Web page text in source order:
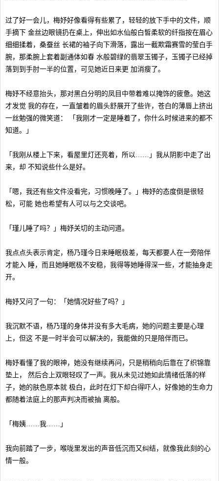
过了好一会儿，梅妤好像看得有些累了，轻轻的放下手中的文件，顺
手摘下 金丝边眼镜扔在桌上，伸出如水仙般白皙柔软的纤指按在眉心
细细揉着，桑蚕丝 长裙的袖子向下滑落，露出一截欺霜赛雪的莹白手
腕，那柔腕上套着副通体如春 水般碧绿的翡翠玉镯子，玉镯子已经掉
落到到手肘一半的位置，可见她近日来更 加消瘦了。
梅妤不经意抬头，那对黑白分明的凤目中带着难以掩饰的疲惫。她这
才发觉 我的存在，一直皱着的眉头舒展开了些许，苍白的薄唇上挤出
一丝勉强的微笑道： 「我刚才一定是睡着了，你什么时候进来的都不
知道。」
「我刚从楼上下来，看屋里灯还亮着，所以……」我从阴影中走了出
来，却 不知说些什么是好。
「嗯，我还有些文件没看完，习惯晚睡了。」梅妤的态度倒是很轻
松，可能 她也希望有人可以与之交谈吧。
「瑾儿睡了吗？」梅妤关切的主动问道。
我点点头表示肯定，杨乃瑾今日来睡眠极差，每天都要人在一旁陪伴
才能入 睡，而且她睡眠极不安稳，我得等她睡得深一些，才能抽身走
开。
梅妤又问了一句：「她情况好些了吗？」
我沉默不语，杨乃瑾的身体并没有多大毛病，她的问题主要是心理
上，但这 不是一时半会可以解决的，我能做的只是陪伴而已。
梅妤看懂了我的眼神，她没有继续再问，只是稍稍向后靠在了织锦靠
垫上， 然后合上双眼轻叹了一声。我从未见过她如此情绪低落的样
子，她的肤色原本就 极白，此时在灯下却白得吓人，好像她的生命力
都随着法庭上的那声判决而被抽 离般。
「梅姨……我……」
我向前踏了一步，喉咙里发出的声音低沉而又纠结，就像我此刻的心
情一般。